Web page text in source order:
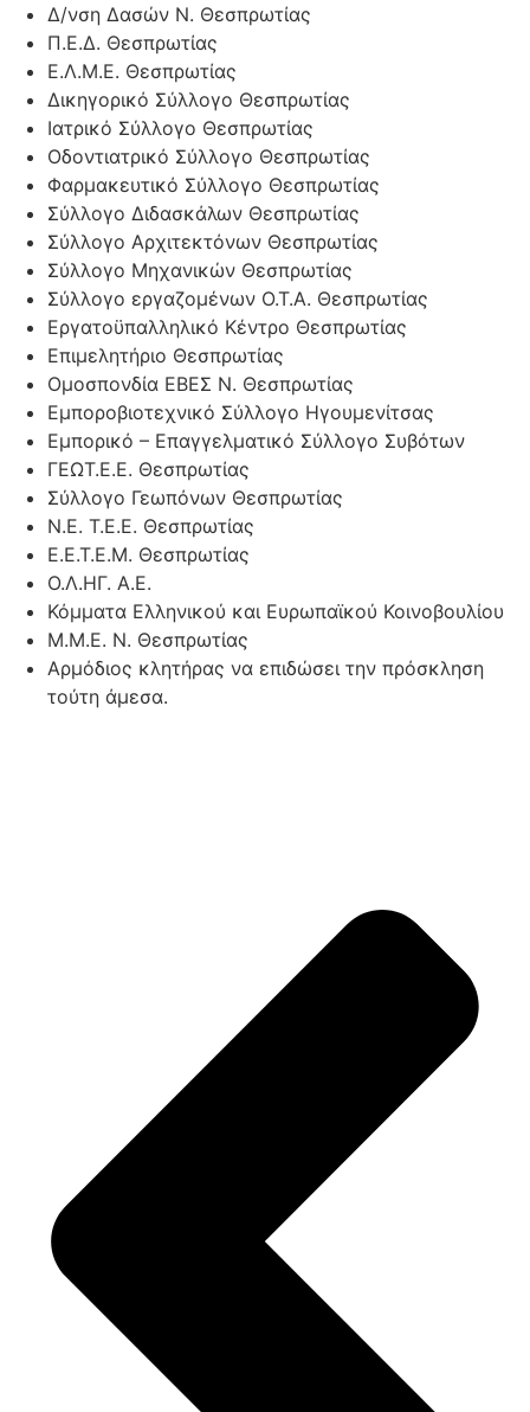
Δ/νση Δασών Ν. Θεσπρωτίας
Π.Ε.Δ. Θεσπρωτίας
Ε.Λ.Μ.Ε. Θεσπρωτίας
Δικηγορικό Σύλλογο Θεσπρωτίας
Ιατρικό Σύλλογο Θεσπρωτίας
Οδοντιατρικό Σύλλογο Θεσπρωτίας
Φαρμακευτικό Σύλλογο Θεσπρωτίας
Σύλλογο Διδασκάλων Θεσπρωτίας
Σύλλογο Αρχιτεκτόνων Θεσπρωτίας
Σύλλογο Μηχανικών Θεσπρωτίας
Σύλλογο εργαζομένων Ο.Τ.Α. Θεσπρωτίας
Εργατοϋπαλληλικό Κέντρο Θεσπρωτίας
Επιμελητήριο Θεσπρωτίας
Ομοσπονδία ΕΒΕΣ Ν. Θεσπρωτίας
Εμποροβιοτεχνικό Σύλλογο Ηγουμενίτσας
Εμπορικό – Επαγγελματικό Σύλλογο Συβότων
ΓΕΩΤ.Ε.Ε. Θεσπρωτίας
Σύλλογο Γεωπόνων Θεσπρωτίας
Ν.Ε. Τ.Ε.Ε. Θεσπρωτίας
Ε.Ε.Τ.Ε.Μ. Θεσπρωτίας
Ο.Λ.ΗΓ. Α.Ε.
Κόμματα Ελληνικού και Ευρωπαϊκού Κοινοβουλίου
Μ.Μ.Ε. Ν. Θεσπρωτίας
Αρμόδιος κλητήρας να επιδώσει την πρόσκληση
τούτη άμεσα.